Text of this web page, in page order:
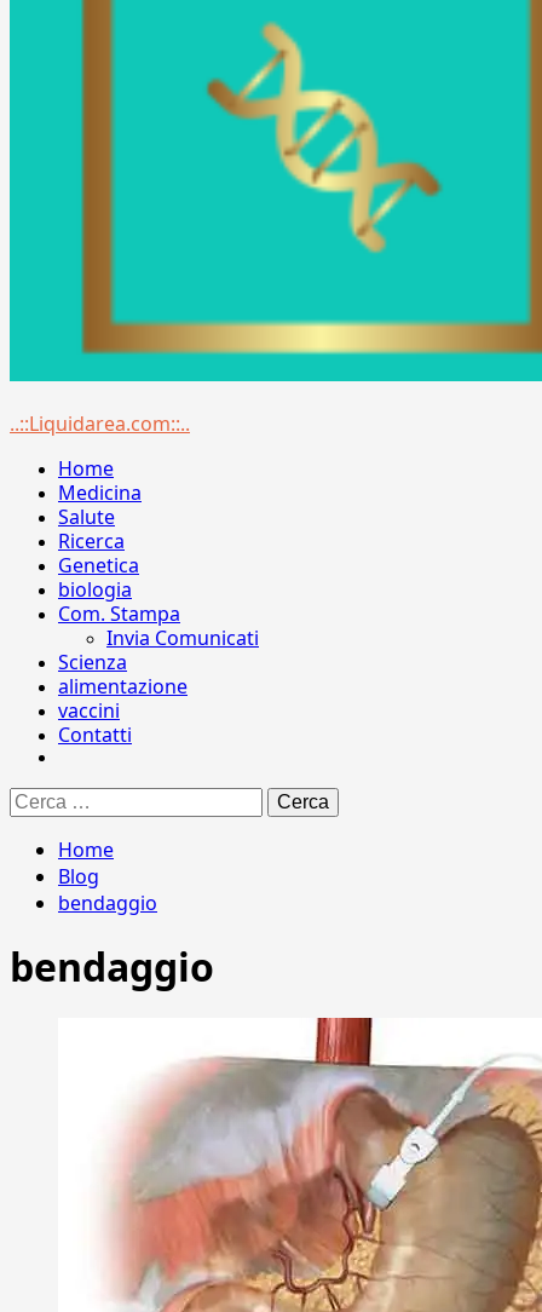
Menu
..::Liquidarea.com::..
Home
Medicina
Salute
Ricerca
Genetica
biologia
Com. Stampa
Invia Comunicati
Scienza
alimentazione
vaccini
Contatti
Ricerca
per:
Home
Blog
bendaggio
bendaggio